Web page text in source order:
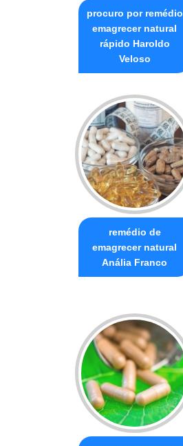
procuro por remédio
emagrecer natural
rápido Haroldo
Veloso
remédio de
emagrecer natural
Anália Franco